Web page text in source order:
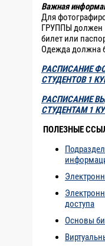
Важная
Для
ГРУППЫ должен
билет или
Одежда должна
РАСПИСАНИЕ
СТУДЕНТОВ 1
РАСПИСАНИЕ
СТУДЕНТАМ 1
ПОЛЕЗНЫЕ
доступа
Основы